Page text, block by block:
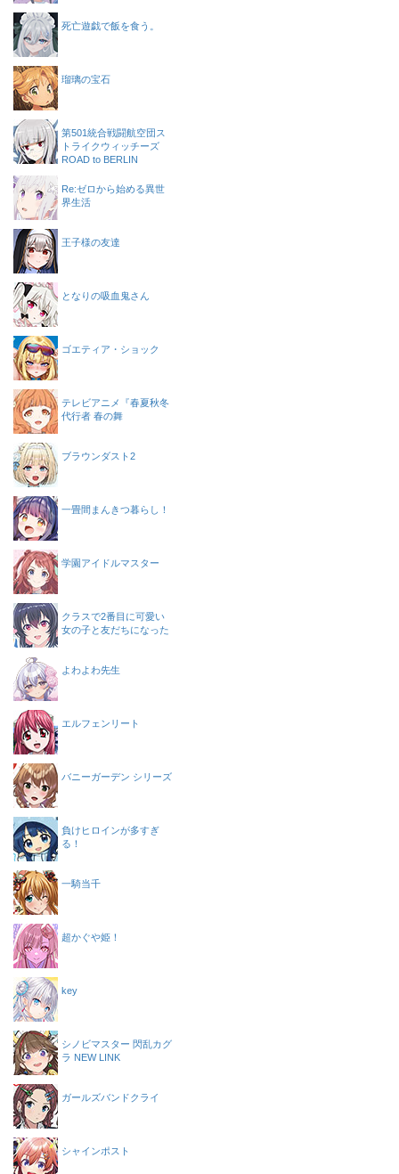
死亡遊戯で飯を食う。
瑠璃の宝石
第501統合戦闘航空団ス
トライクウィッチーズ
ROAD to BERLIN
Re:ゼロから始める異世
界生活
王子様の友達
となりの吸血鬼さん
ゴエティア・ショック
テレビアニメ『春夏秋冬
代行者 春の舞
ブラウンダスト2
一畳間まんきつ暮らし！
学園アイドルマスター
クラスで2番目に可愛い
女の子と友だちになった
よわよわ先生
エルフェンリート
バニーガーデン シリーズ
負けヒロインが多すぎ
る！
一騎当千
超かぐや姫！
key
シノビマスター 閃乱カグ
ラ NEW LINK
ガールズバンドクライ
シャインポスト